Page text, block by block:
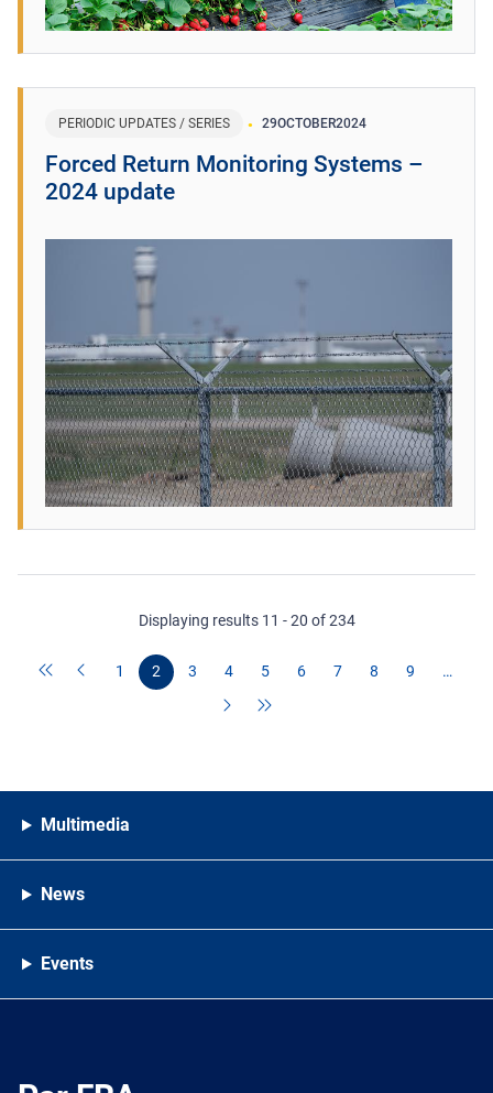
PERIODIC UPDATES / SERIES 29OCTOBER2024
Forced Return Monitoring Systems –
2024 update
Displaying results 11 - 20 of 234
1 2 3 4 5 6 7 8 9 …
Multimedia
News
Events